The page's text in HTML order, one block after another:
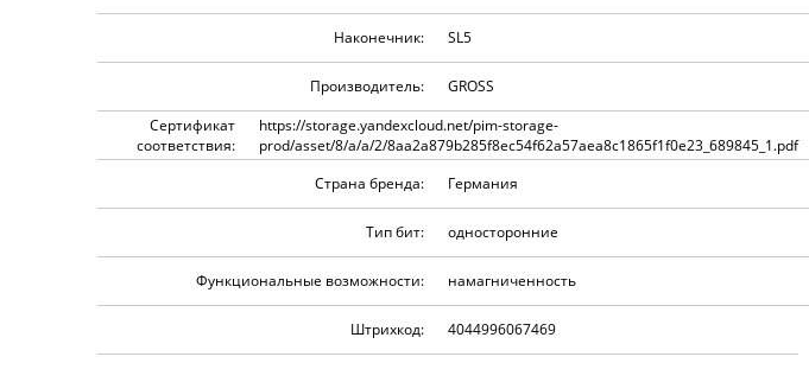
Наконечник: SL5
Производитель: GROSS
Сертификат
соответствия:
https://storage.yandexcloud.net/pim-storage-
prod/asset/8/a/a/2/8aa2a879b285f8ec54f62a57aea8c1865f1f0e23_689845_1.pdf
Страна бренда: Германия
Тип бит: односторонние
Функциональные возможности: намагниченность
Штрихкод: 4044996067469